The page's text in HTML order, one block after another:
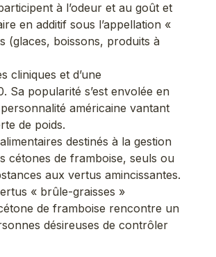
à l’odeur et au goût et
en additif sous l’appellation «
(glaces, boissons, produits à
cliniques et d’une
Sa popularité s’est envolée en
américaine vantant
de poids.
destinés à la gestion
cétones de framboise, seuls ou
aux vertus amincissantes.
« brûle-graisses »
de framboise rencontre un
désireuses de contrôler